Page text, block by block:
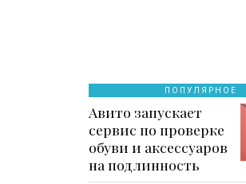
ПОПУЛЯРНОЕ
Авито запускает
сервис по проверке
обуви и аксессуаров
на подлинность